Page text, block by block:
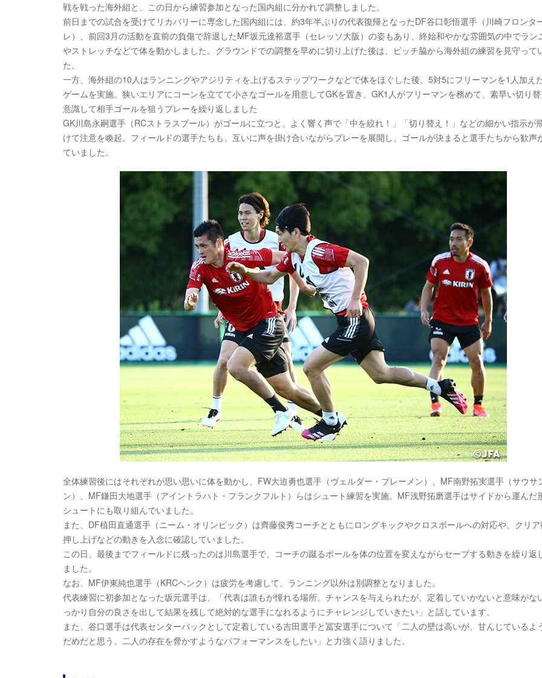
戦を戦った海外組と、この日から練習参加となった国内組に分かれて調整しました。
前日までの試合を受けてリカバリーに専念した国内組には、約3年半ぶりの代表復帰となったDF谷口彰悟選手（川崎フロンタ
レ）、前回3月の活動を直前の負傷で辞退したMF坂元達裕選手（セレッソ大阪）の姿もあり、終始和やかな雰囲気の中でラン
やストレッチなどで体を動かしました。グラウンドでの調整を早めに切り上げた後は、ピッチ脇から海外組の練習を見守って
た。
一方、海外組の10人はランニングやアジリティを上げるステップワークなどで体をほぐした後、5対5にフリーマンを1人加え
ゲームを実施。狭いエリアにコーンを立てて小さなゴールを用意してGKを置き、GK1人がフリーマンを務めて、素早い切り
意識して相手ゴールを狙うプレーを繰り返しました
GK川島永嗣選手（RCストラスブール）がゴールに立つと、よく響く声で「中を絞れ！」「切り替え！」などの細かい指示が
けて注意を喚起。フィールドの選手たちも、互いに声を掛け合いながらプレーを展開し、ゴールが決まると選手たちから歓声
ていました。
全体練習後にはそれぞれが思い思いに体を動かし、FW大迫勇也選手（ヴェルダー・ブレーメン）、MF南野拓実選手（サウサ
ン）、MF鎌田大地選手（アイントラハト・フランクフルト）らはシュート練習を実施。MF浅野拓磨選手はサイドから運んだ
シュートにも取り組んでいました。
また、DF植田直通選手（ニーム・オリンピック）は齊藤俊秀コーチとともにロングキックやクロスボールへの対応や、クリ
押し上げなどの動きを入念に確認していました。
この日、最後までフィールドに残ったのは川島選手で、コーチの蹴るボールを体の位置を変えながらセーブする動きを繰り返
ました。
なお、MF伊東純也選手（KRCヘンク）は疲労を考慮して、ランニング以外は別調整となりました。
代表練習に初参加となった坂元選手は、「代表は誰もが憧れる場所。チャンスを与えられたが、定着していかないと意味がな
っかり自分の良さを出して結果を残して絶対的な選手になれるようにチャレンジしていきたい」と話しています。
また、谷口選手は代表センターバックとして定着している吉田選手と冨安選手について「二人の壁は高いが、甘んじているよ
だめだと思う。二人の存在を脅かすようなパフォーマンスをしたい」と力強く語りました。